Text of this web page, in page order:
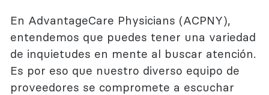
En AdvantageCare Physicians (ACPNY),
entendemos que puedes tener una variedad
de inquietudes en mente al buscar atención.
Es por eso que nuestro diverso equipo de
proveedores se compromete a escuchar